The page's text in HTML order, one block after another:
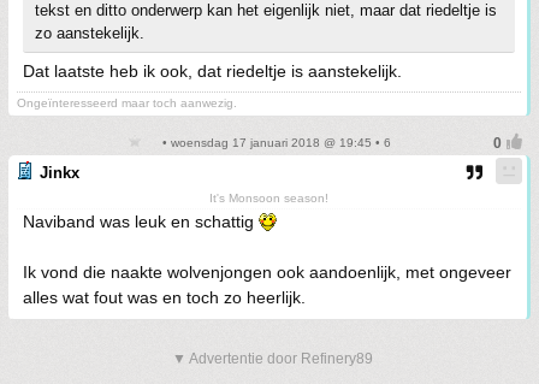
tekst en ditto onderwerp kan het eigenlijk niet, maar dat riedeltje is
zo aanstekelijk.
Dat laatste heb ik ook, dat riedeltje is aanstekelijk.
Ongeïnteresseerd maar toch aanwezig.
• woensdag 17 januari 2018 @ 19:45 • 6
Jinkx
It's Monsoon season!
Naviband was leuk en schattig
Ik vond die naakte wolvenjongen ook aandoenlijk, met ongeveer
alles wat fout was en toch zo heerlijk.
▼ Advertentie door Refinery89